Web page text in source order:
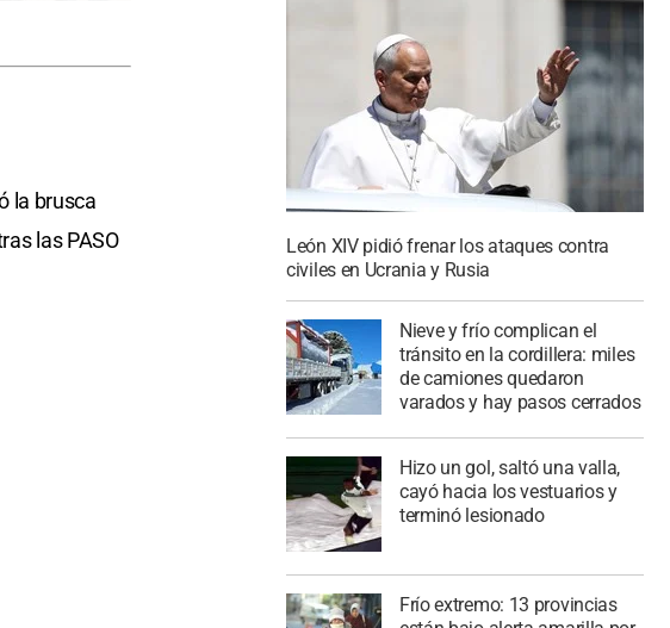
la brusca
las PASO
León XIV pidió frenar los ataques contra
civiles en Ucrania y Rusia
Nieve y frío complican el
tránsito en la cordillera: miles
de camiones quedaron
varados y hay pasos cerrados
Hizo un gol, saltó una valla,
cayó hacia los vestuarios y
terminó lesionado
Frío extremo: 13 provincias